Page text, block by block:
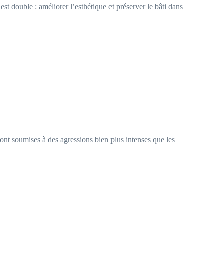
double : améliorer l’esthétique et préserver le bâti dans
soumises à des agressions bien plus intenses que les